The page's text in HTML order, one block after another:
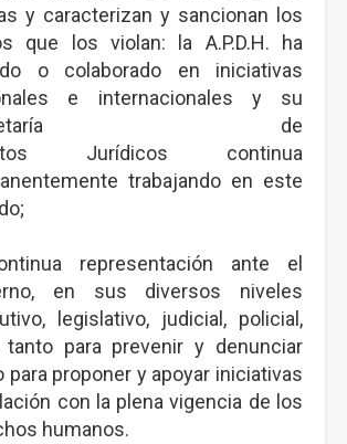
y caracterizan y sancionan los
que los violan: la A.P.D.H. ha
o colaborado en iniciativas
e internacionales y su
de
Jurídicos continua
trabajando en este
representación ante el
en sus diversos niveles
legislativo, judicial, policial,
tanto para prevenir y denunciar
para proponer y apoyar iniciativas
con la plena vigencia de los
humanos.